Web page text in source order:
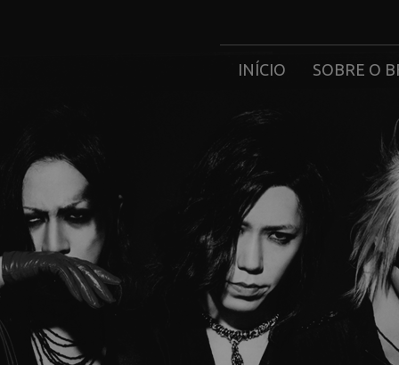
INÍCIO SOBRE O